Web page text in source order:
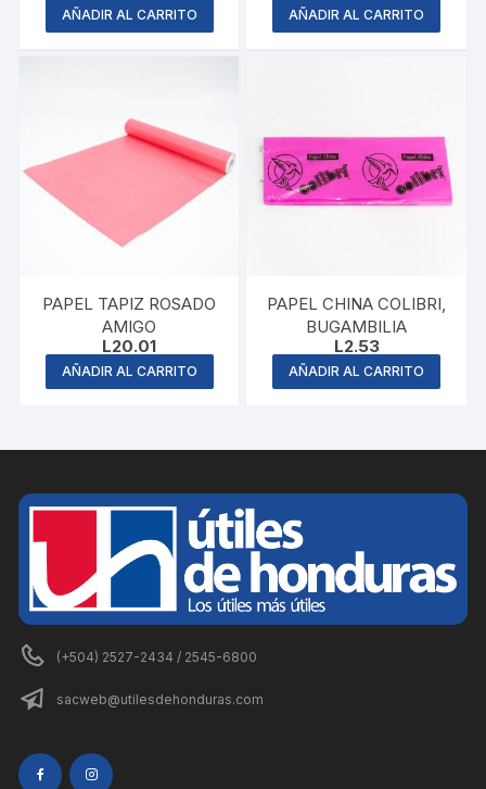
AÑADIR AL CARRITO AÑADIR AL CARRITO
PAPEL TAPIZ ROSADO
AMIGO
L20.01
AÑADIR AL CARRITO
PAPEL CHINA COLIBRI,
BUGAMBILIA
L2.53
AÑADIR AL CARRITO
(+504) 2527-2434 / 2545-6800
sacweb@utilesdehonduras.com